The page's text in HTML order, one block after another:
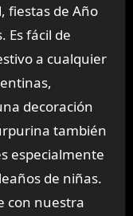
fiestas de Año
Es fácil de
a cualquier
decoración
también
especialmente
de niñas.
con nuestra